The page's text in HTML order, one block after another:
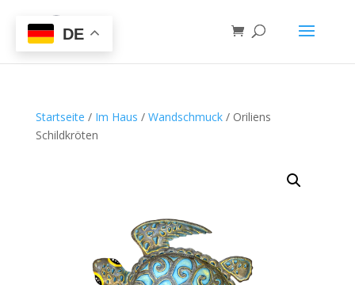
Startseite / Im Haus / Wandschmuck/ Oriliens
Schildkröten
DE